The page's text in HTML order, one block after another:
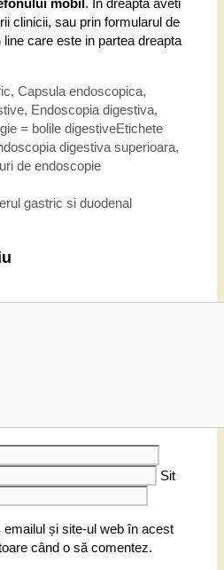
mobil. In dreapta aveti
clinicii, sau prin formularul de
care este in partea dreapta
, Capsula endoscopica,
, Endoscopia digestiva,
= bolile digestiveEtichete
digestiva superioara,
de endoscopie
gastric si duodenal
Sit
și site-ul web în acest
când o să comentez.